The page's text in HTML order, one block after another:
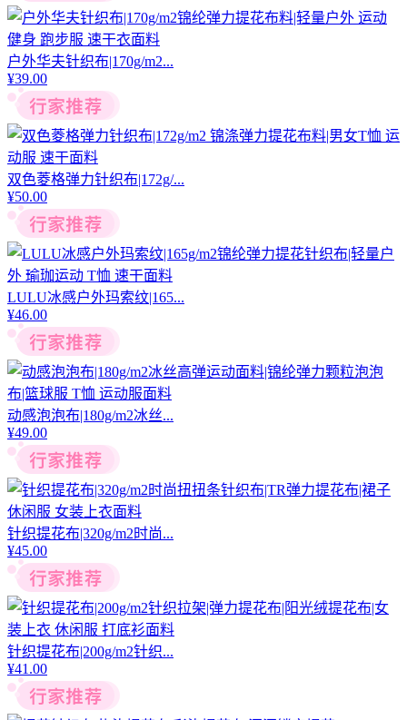
户外华夫针织布|170g/m2...
¥39.00
双色菱格弹力针织布|172g/...
¥50.00
LULU冰感户外玛索纹|165...
¥46.00
动感泡泡布|180g/m2冰丝...
¥49.00
针织提花布|320g/m2时尚...
¥45.00
针织提花布|200g/m2针织...
¥41.00